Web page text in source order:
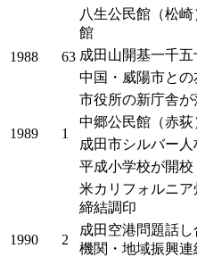
1988 63
八生公民館（松
館
成田山開基一千
中国・威陽市と
市役所の新庁舎が
1989 1
中郷公民館（赤荻
成田市シルバー
1990 2
平成小学校が開校
米カリフォルニ
締結調印
成田空港問題話
機関・地域振興連